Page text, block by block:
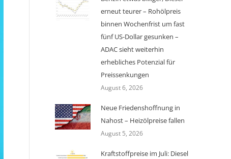
erneut teurer – Rohölpreis
binnen Wochenfrist um fast
fünf US-Dollar gesunken –
ADAC sieht weiterhin
erhebliches Potenzial für
Preissenkungen
August 6, 2026
Neue Friedenshoffnung in
Nahost – Heizölpreise fallen
August 5, 2026
Kraftstoffpreise im Juli: Diesel